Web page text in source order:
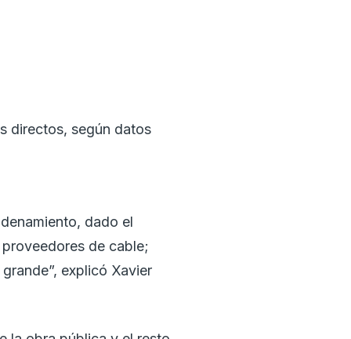
directos, según datos
dado el
de cable;
explicó Xavier